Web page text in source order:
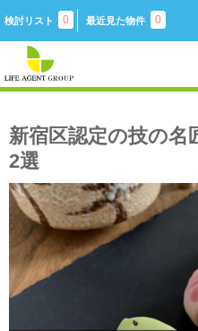
検討リスト 0 最近見た物件 0
新宿区認定の技の名
2選